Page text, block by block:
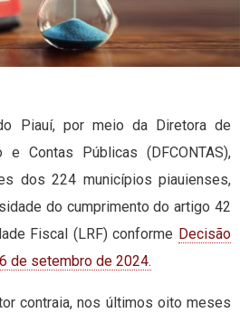
Piauí, por meio da Diretora de
e Contas Públicas (DFCONTAS),
dos 224 municípios piauienses,
do cumprimento do artigo 42
Fiscal (LRF) conforme Decisão
de setembro de 2024.
contraia, nos últimos oito meses